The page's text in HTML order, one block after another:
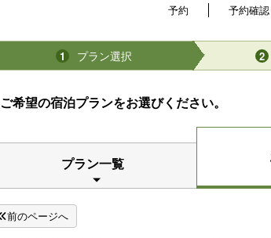
予約 予約確
1 プラン選択 2
ご希望の宿泊プランをお選びください。
プラン一覧
前のページへ